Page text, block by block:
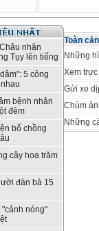
nhận
Tụy lên tiếng
5 công
bệnh nhân
đêm
bố chồng
cây hoa trăm
đàn bà 15
"cảnh nóng"
Toàn
Những
Xem
Gửi xe
Chùm
Những